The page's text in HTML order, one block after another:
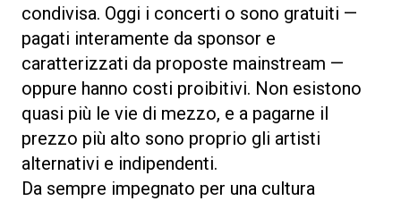
condivisa. Oggi i concerti o sono gratuiti —
pagati interamente da sponsor e
caratterizzati da proposte mainstream —
oppure hanno costi proibitivi. Non esistono
quasi più le vie di mezzo, e a pagarne il
prezzo più alto sono proprio gli artisti
alternativi e indipendenti.
Da sempre impegnato per una cultura